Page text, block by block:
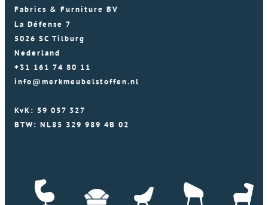
Fabrics & Furniture BV
La Défense 7
5026 SC Tilburg
Nederland
+31 161 74 80 11
info@merkmeubelstoffen.nl
KvK: 59 057 327
BTW: NL85 329 989 4B 02